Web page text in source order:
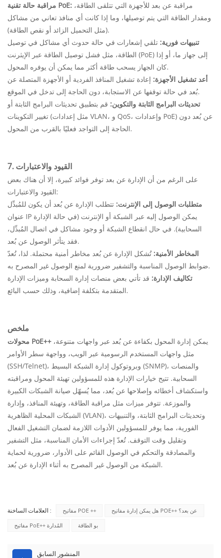
مراقبة حالة تقنية PoE:
ومقدار الطاقة التي يتم توصيلها، وما إذا كانت أي منافذ تعاني من مشاكل
(مثل التحميل الزائد أو نقص الطاقة).
تنبيهات فورية: تلقي إشعارات في حالة حدوث أي مشاكل في توصيل
الطاقة، مثل فشل توصيل الطاقة عبر الإيثرنت (PoE) إلى جهاز ما، أو إذا
كان الجهاز يسحب طاقة أكثر مما يمكن أن يوفره المحول.
أعد تشغيل الأجهزة: إعادة تشغيل المنافذ الفردية أو الأجهزة المتصلة عن
بُعد في حالة توقفها عن الاستجابة، دون الحاجة إلى تدخل في الموقع.
تحديثات البرامج الثابتة والتكوين: قم بتطبيق تحديثات البرامج الثابتة أو
تغيير التكوينات (مثل إعدادات VLAN، و QoS، وإعدادات PoE) عن بُعد دون
الحاجة إلى التواجد فعليًا بالقرب من المحول.
7. القيود والاعتبارات
على الرغم من أن الإدارة عن بعد توفر فوائد كبيرة، إلا أن هناك بعض
القيود والاعتبارات:
متطلبات الوصول إلى الإنترنت: تتطلب الإدارة عن بُعد أن يكون للمُبدِّل
عنوان IP يمكن الوصول إليه عبر الشبكة أو الإنترنت (في حالة الإدارة
السحابية). في حال انقطاع الشبكة أو وجود مشاكل في اتصال المُبدِّل،
فقد يتأثر الوصول عن بُعد.
المخاطر الأمنية: تُشكل الإدارة عن بُعد مخاطر أمنية محتملة. لذا، تُعدّ
ضوابط الوصول المناسبة والتشفير ضرورية لمنع الوصول غير المصرح به.
تكاليف الإدارة: قد تأتي بعض منصات إدارة السحابة وميزات الإدارة
المتقدمة بتكلفة إضافية، وذلك حسب البائع.
ملخص
محولات PoE++
مثل واجهات المستخدم الرسومية عبر الويب، وواجهة سطر الأوامر
(SSH/Telnet)، وبروتوكول إدارة الشبكة البسيط (SNMP)، والمنصات
السحابية. تتيح خيارات الإدارة هذه للمسؤولين تهيئة المحول ومراقبته
واستكشاف أخطائه وإصلاحها عن بُعد، مما يُسهّل صيانة الشبكات الكبيرة
والموزعة. تتوفر ميزات مثل مراقبة الطاقة، وتهيئة المنافذ، وإدارة
الشبكات المحلية الظاهرية (VLAN)، وتحديثات البرامج الثابتة، والتنبيهات
الفورية، مما يوفر للمسؤولين الأدوات اللازمة لضمان التشغيل الفعال
وتقليل وقت التوقف. تُعدّ إجراءات الأمان المناسبة، مثل التشفير
والمصادقة والتحكم في الوصول القائم على الأدوار، ضرورية لحماية
الشبكة من الوصول غير المصرح به أثناء الإدارة عن بُعد.
العلامات الساخنة : مفاتيح POE ++
هل يمكن إدارة مفاتيح POE++ عن بعد؟
مفاتيح PoE++ المُدارة
بو الطاقة
المنشور السابق